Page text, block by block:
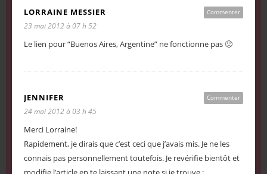
Commenter
LORRAINE MESSIER
23 mai 2012 à 07 h 52
Le lien pour “Buenos Aires, Argentine” ne fonctionne pas 🙁
Commenter
JENNIFER
24 mai 2012 à 03 h 45
Merci Lorraine!
Rapidement, je dirais que c’est ceci que j’avais mis. Je ne les
connais pas personnellement toutefois. Je revérifie bientôt et